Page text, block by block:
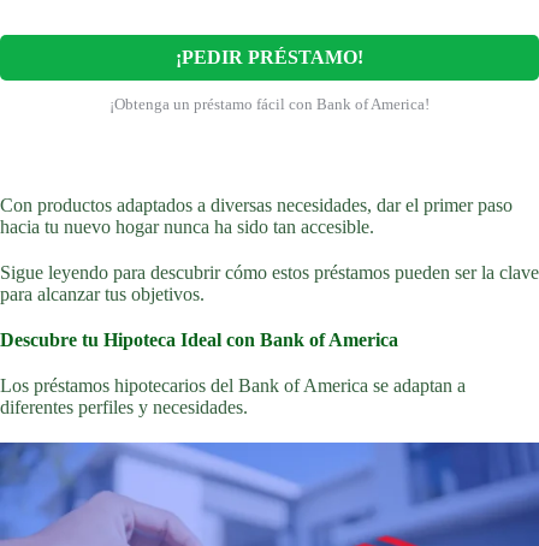
¡PEDIR PRÉSTAMO!
¡Obtenga un préstamo fácil con Bank of America!
Con productos adaptados a diversas necesidades, dar el primer paso
hacia tu nuevo hogar nunca ha sido tan accesible.
Sigue leyendo para descubrir cómo estos préstamos pueden ser la clave
para alcanzar tus objetivos.
Descubre tu Hipoteca Ideal con Bank of America
Los préstamos hipotecarios del Bank of America se adaptan a
diferentes perfiles y necesidades.